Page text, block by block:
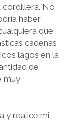
cordillera. No
haber
que
cadenas
lagos en la
de
muy
y realicé mi